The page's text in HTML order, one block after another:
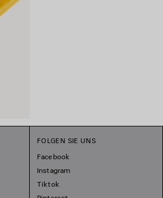
FOLGEN SIE UNS
Facebook
Instagram
Tiktok